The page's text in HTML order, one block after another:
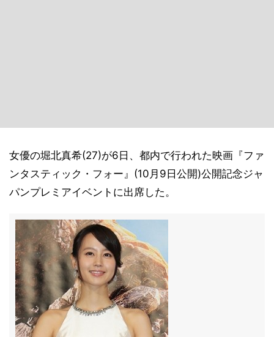
女優の堀北真希(27)が6日、都内で行われた映画『ファ
ンタスティック・フォー』(10月9日公開)公開記念ジャ
パンプレミアイベントに出席した。